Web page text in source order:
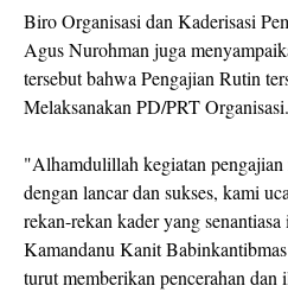
Biro Organisasi dan Kaderisasi
Agus Nurohman juga
tersebut bahwa Pengajian Rutin
Melaksanakan PD/PRT Organisasi.
"Alhamdulillah kegiatan
dengan lancar dan sukses, kami
rekan-rekan kader yang
Kamandanu Kanit
turut memberikan pencerahan dan